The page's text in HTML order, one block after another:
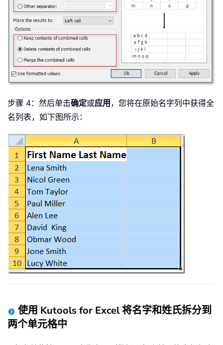
步骤 4：然后单击确定或应用 ，您将在原始名字列中获得全
名列表，如下图所示：
使用 Kutools for Excel 将名字和姓氏拆分到
两个单元格中